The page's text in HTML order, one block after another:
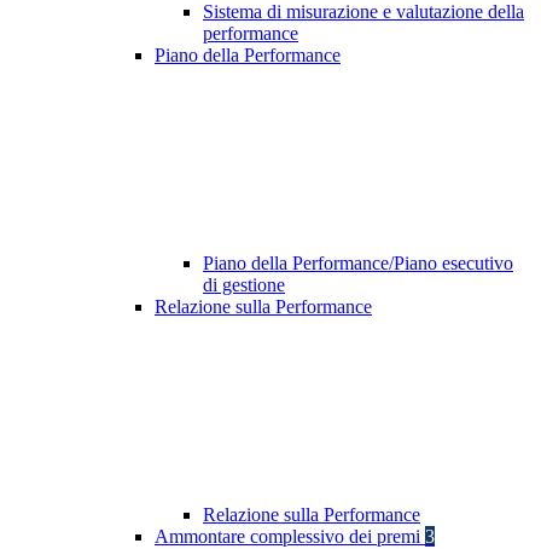
Sistema di misurazione e valutazione della
performance
Piano della Performance
Piano della Performance/Piano esecutivo
di gestione
Relazione sulla Performance
Relazione sulla Performance
Ammontare complessivo dei premi 3